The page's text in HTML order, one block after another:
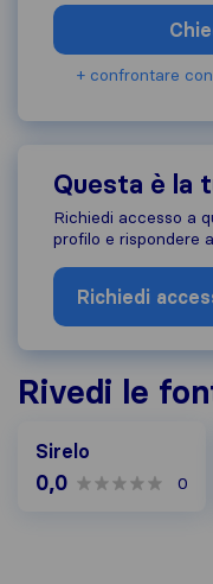
+ confrontare
Questa è la
Richiedi accesso a
profilo e rispondere
Richiedi
Rivedi le
Sirelo
0,0 0